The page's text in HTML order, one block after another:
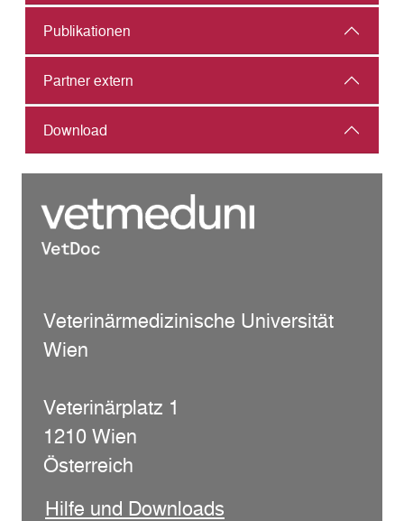
Publikationen
Partner extern
Download
Veterinärmedizinische Universität
Wien
Veterinärplatz 1
1210 Wien
Österreich
Hilfe und Downloads